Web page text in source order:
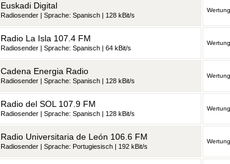
Euskadi Digital
Radiosender | Sprache: Spanisch | 128 kBit/s
Radio La Isla 107.4 FM
Radiosender | Sprache: Spanisch | 64 kBit/s
Cadena Energia Radio
Radiosender | Sprache: Spanisch | 128 kBit/s
Radio del SOL 107.9 FM
Radiosender | Sprache: Spanisch | 128 kBit/s
Radio Universitaria de León 106.6 FM
Radiosender | Sprache: Portugiesisch | 192 kBit/s